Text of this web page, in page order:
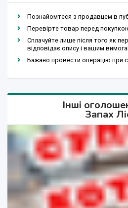
Познайомтеся з продавцем в
Перевірте товар перед
Сплачуйте лише після того як
відповідає опису і вашим
Бажано провести операцію при
Інші
Запах